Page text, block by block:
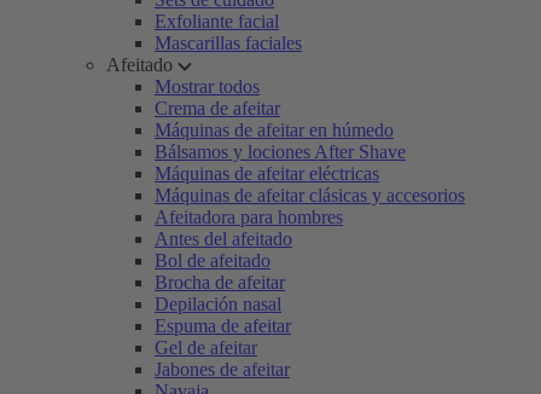
Exfoliante facial
Mascarillas faciales
Afeitado
Mostrar todos
Crema de afeitar
Máquinas de afeitar en húmedo
Bálsamos y lociones After Shave
Máquinas de afeitar eléctricas
Máquinas de afeitar clásicas y accesorios
Afeitadora para hombres
Antes del afeitado
Bol de afeitado
Brocha de afeitar
Depilación nasal
Espuma de afeitar
Gel de afeitar
Jabones de afeitar